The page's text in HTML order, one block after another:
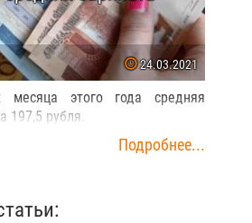
24.03.2021
этого года средняя
197,5 рубля.
Подробнее...